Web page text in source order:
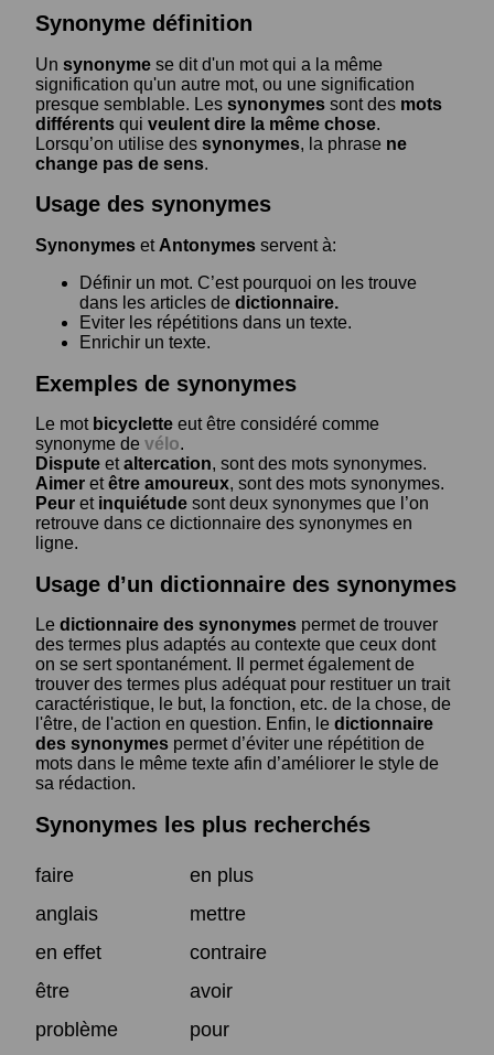
Synonyme définition
Un synonyme se dit d'un mot qui a la même
signification qu'un autre mot, ou une signification
presque semblable. Les synonymes sont des mots
différents qui veulent dire la même chose.
Lorsqu’on utilise des synonymes, la phrase ne
change pas de sens.
Usage des synonymes
Synonymes et Antonymes servent à:
Définir un mot. C’est pourquoi on les trouve
dans les articles de dictionnaire.
Eviter les répétitions dans un texte.
Enrichir un texte.
Exemples de synonymes
Le mot bicyclette eut être considéré comme
synonyme de vélo.
Dispute etaltercation, sont des mots synonymes.
Aimer etêtre amoureux, sont des mots synonymes.
Peur et inquiétude sont deux synonymes que l’on
retrouve dans ce dictionnaire des synonymes en
ligne.
Usage d’un dictionnaire des synonymes
Le dictionnaire des synonymes permet de trouver
des termes plus adaptés au contexte que ceux dont
on se sert spontanément. Il permet également de
trouver des termes plus adéquat pour restituer un trait
caractéristique, le but, la fonction, etc. de la chose, de
l'être, de l'action en question. Enfin, le dictionnaire
des synonymes permet d’éviter une répétition de
mots dans le même texte afin d’améliorer le style de
sa rédaction.
Synonymes les plus recherchés
faire
en plus
anglais
mettre
en effet
contraire
être
avoir
problème
pour